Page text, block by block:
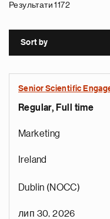
Результати 1172
Sort by
Senior Scientific
Regular, Full time
Marketing
Ireland
Dublin (NOCC)
лип 30, 2026